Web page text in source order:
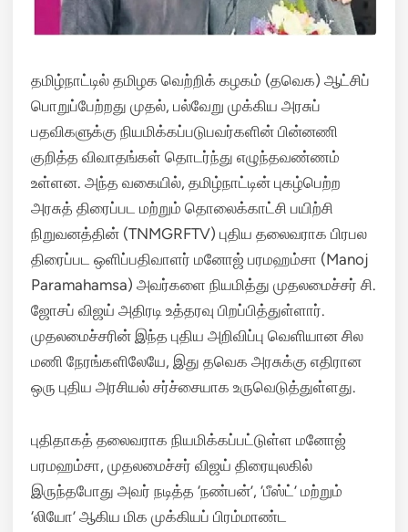
தமிழ்நாட்டில் தமிழக வெற்றிக் கழகம் (தவெக) ஆட்சிப்
பொறுப்பேற்றது முதல், பல்வேறு முக்கிய அரசுப்
பதவிகளுக்கு நியமிக்கப்படுபவர்களின் பின்னணி
குறித்த விவாதங்கள் தொடர்ந்து எழுந்தவண்ணம்
உள்ளன. அந்த வகையில், தமிழ்நாட்டின் புகழ்பெற்ற
அரசுத் திரைப்பட மற்றும் தொலைக்காட்சி பயிற்சி
நிறுவனத்தின் (TNMGRFTV) புதிய தலைவராக பிரபல
திரைப்பட ஒளிப்பதிவாளர் மனோஜ் பரமஹம்சா (Manoj
Paramahamsa) அவர்களை நியமித்து முதலமைச்சர் சி.
ஜோசப் விஜய் அதிரடி உத்தரவு பிறப்பித்துள்ளார்.
முதலமைச்சரின் இந்த புதிய அறிவிப்பு வெளியான சில
மணி நேரங்களிலேயே, இது தவெக அரசுக்கு எதிரான
ஒரு புதிய அரசியல் சர்ச்சையாக உருவெடுத்துள்ளது.
புதிதாகத் தலைவராக நியமிக்கப்பட்டுள்ள மனோஜ்
பரமஹம்சா, முதலமைச்சர் விஜய் திரையுலகில்
இருந்தபோது அவர் நடித்த ‘நண்பன்’, ‘பீஸ்ட்’ மற்றும்
‘லியோ’ ஆகிய மிக முக்கியப் பிரம்மாண்ட